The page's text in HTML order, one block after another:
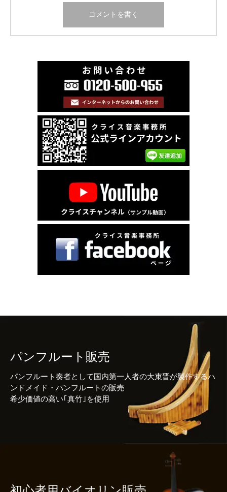
パンフルート販売
パンフルート奏者として国内第一人者の大束晋が製作するハ
ンドメイド・パンフルートの販売
希少価値の高い｢真竹｣を使用